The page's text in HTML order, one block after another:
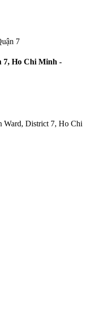
7
7, Ho Chi Minh -
Ward, District 7, Ho Chi